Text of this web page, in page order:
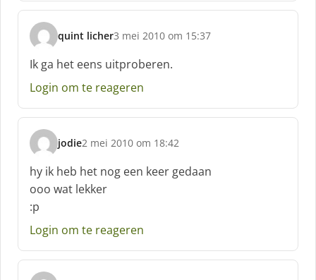
quint licher
s
c
h
r
e
f
:
3 mei 2010 om 15:37
Ik ga het eens uitproberen.
Login om te reageren
jodie
s
c
h
r
e
e
f
:
2 mei 2010 om 18:42
hy ik heb het nog een keer gedaan
ooo wat lekker
:p
Login om te reageren